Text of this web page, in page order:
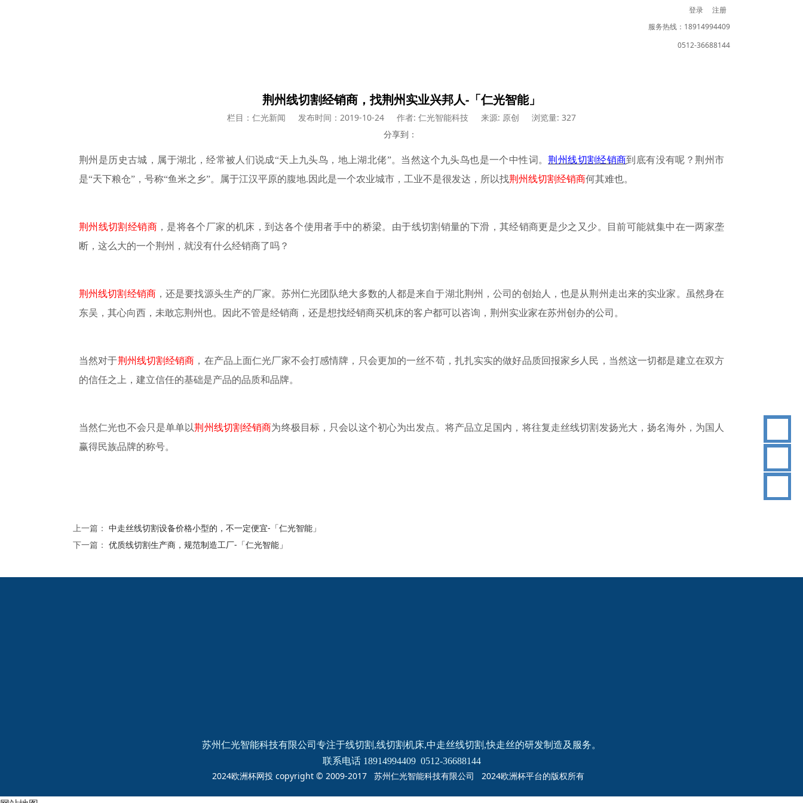
登录
注册
服务热线：18914994409
0512-36688144
荆州线切割经销商，找荆州实业兴邦人-「仁光智能」
栏目：仁光新闻 发布时间：2019-10-24 作者: 仁光智能科技 来源: 原创
浏览量: 327
分享到：
荆州是历史古城，属于湖北，经常被人们说成“天上九头鸟，地上湖北佬”。当然这个九头鸟也是一个中性词。荆州线切割经销商到底有没有呢？荆州市
是“天下粮仓”，号称“鱼米之乡”。属于江汉平原的腹地.因此是一个农业城市，工业不是很发达，所以找荆州线切割经销商何其难也。
荆州线切割经销商，是将各个厂家的机床，到达各个使用者手中的桥梁。由于线切割销量的下滑，其经销商更是少之又少。目前可能就集中在一两家垄
断，这么大的一个荆州，就没有什么经销商了吗？
荆州线切割经销商，还是要找源头生产的厂家。苏州仁光团队绝大多数的人都是来自于湖北荆州，公司的创始人，也是从荆州走出来的实业家。虽然身在
东吴，其心向西，未敢忘荆州也。因此不管是经销商，还是想找经销商买机床的客户都可以咨询，荆州实业家在苏州创办的公司。
当然对于荆州线切割经销商 ，在产品上面仁光厂家不会打感情牌，只会更加的一丝不苟，扎扎实实的做好品质回报家乡人民，当然这一切都是建立在双方
的信任之上，建立信任的基础是产品的品质和品牌。
当然仁光也不会只是单单以荆州线切割经销商为终极目标，只会以这个初心为出发点。将产品立足国内，将往复走丝线切割发扬光大，扬名海外，为国人
赢得民族品牌的称号。
上一篇： 中走丝线切割设备价格小型的，不一定便宜-「仁光智能」
下一篇： 优质线切割生产商，规范制造工厂-「仁光智能」
苏州仁光智能科技有限公司专注于线切割,线切割机床,中走丝线切割,快走丝的研发制造及服务。
联系电话 18914994409  0512-36688144
2024欧洲杯网投 copyright © 2009-2017 苏州仁光智能科技有限公司 2024欧洲杯平台的版权所有